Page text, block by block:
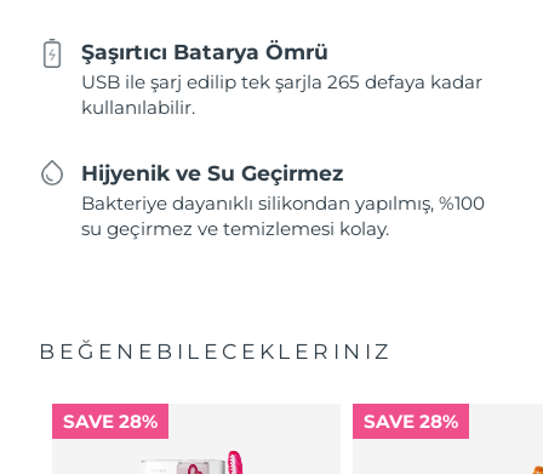
Şaşırtıcı Batarya Ömrü
USB ile şarj edilip tek şarjla 265 defaya kadar
kullanılabilir.
Hijyenik ve Su Geçirmez
Bakteriye dayanıklı silikondan yapılmış, %100
su geçirmez ve temizlemesi kolay.
BEĞENEBILECEKLERINIZ
SAVE 28% SAVE 28%